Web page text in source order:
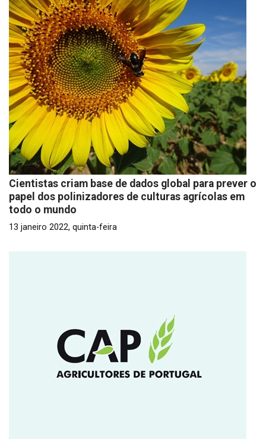
Cientistas criam base de dados global para prever o
papel dos polinizadores de culturas agrícolas em
todo o mundo
13 janeiro 2022, quinta-feira